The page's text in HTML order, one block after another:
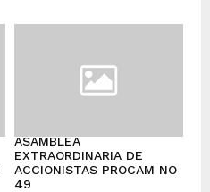
ASAMBLEA
EXTRAORDINARIA DE
ACCIONISTAS PROCAM NO
49